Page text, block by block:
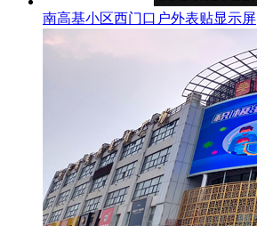
南高基小区西门口户外表贴显示屏